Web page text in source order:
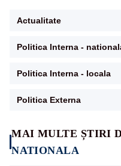
MAI MULTE ȘTIRI
NATIONALA
Actualitate
Politica Interna -
Politica Interna - locala
Politica Externa